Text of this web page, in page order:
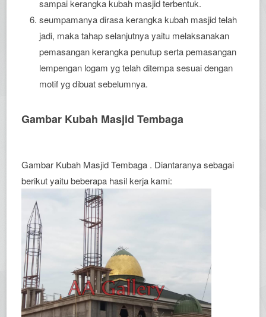
sampai kerangka kubah masjid terbentuk.
seumpamanya dirasa kerangka kubah masjid telah
jadi, maka tahap selanjutnya yaitu melaksanakan
pemasangan kerangka penutup serta pemasangan
lempengan logam yg telah ditempa sesuai dengan
motif yg dibuat sebelumnya.
Gambar Kubah Masjid Tembaga
Gambar Kubah Masjid Tembaga . Diantaranya sebagai
berikut yaitu beberapa hasil kerja kami: